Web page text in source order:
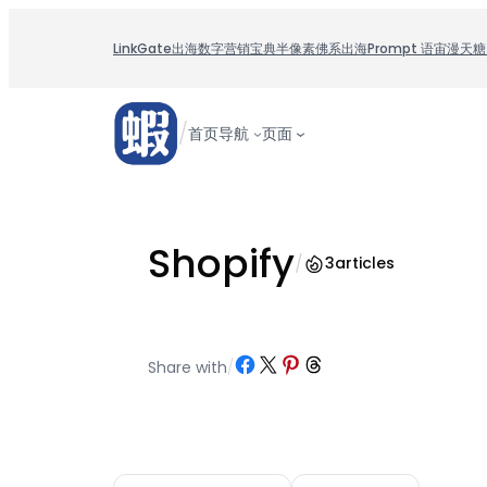
LinkGate出海数字营销宝典半像素佛系出海Prompt 语宙漫天糖
/首页导航 页面
Shopify/ 3articles
Share with/Share on Facebook
Share on X Share on Pinterest
Share on Threads